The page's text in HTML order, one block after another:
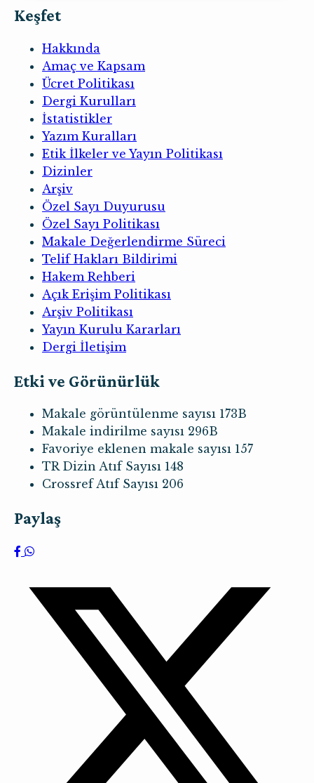
Keşfet
Hakkında
Amaç ve Kapsam
Ücret Politikası
Dergi Kurulları
İstatistikler
Yazım Kuralları
Etik İlkeler ve Yayın Politikası
Dizinler
Arşiv
Özel Sayı Duyurusu
Özel Sayı Politikası
Makale Değerlendirme Süreci
Telif Hakları Bildirimi
Hakem Rehberi
Açık Erişim Politikası
Arşiv Politikası
Yayın Kurulu Kararları
Dergi İletişim
Etki ve Görünürlük
Makale görüntülenme sayısı 173B
Makale indirilme sayısı 296B
Favoriye eklenen makale sayısı 157
TR Dizin Atıf Sayısı 148
Crossref Atıf Sayısı 206
Paylaş